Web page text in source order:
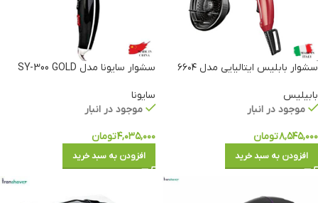
سشوار بابلیس ایتالیایی مدل ۶۶۰۴
بابیلیس
موجود در انبار
۸,۵۴۵,۰۰۰تومان
افزودن به سبد خرید
سشوار سایونا مدل SY-300 GOLD
سایونا
موجود در انبار
۴,۰۳۵,۰۰۰تومان
افزودن به سبد خرید